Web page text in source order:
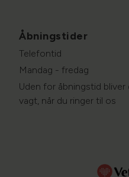
Åbningstider
Telefontid
Mandag - fredag
Uden for åbningstid
vagt, når du ringer til os